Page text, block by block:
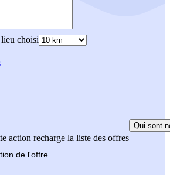
choisi
action recharge la liste des offres
Qui sont
de l'offre